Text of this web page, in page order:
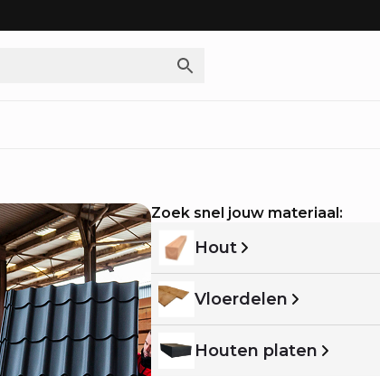
Zoek snel jouw materiaal:
Hout
Vloerdelen
Houten platen